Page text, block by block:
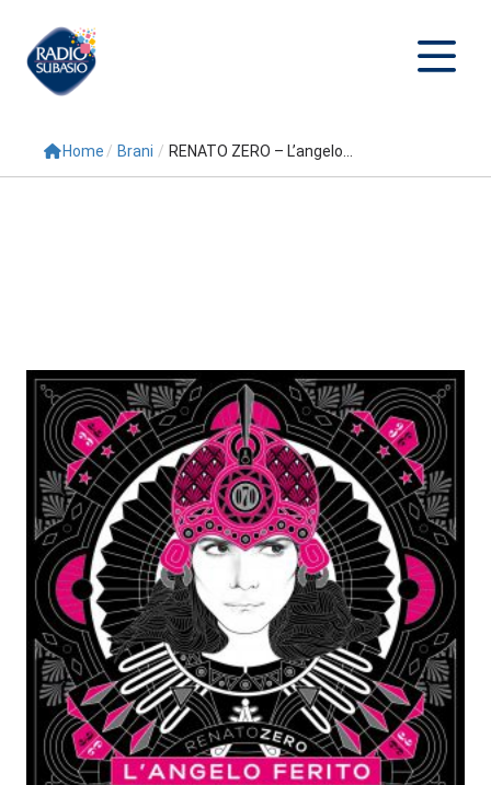
Cerca
Programmi
Conduttori
Repliche
Podcast
3xTe
Interviste
Playlist
Novità
Subasio Playlist
Web Radio
Home / Brani / RENATO ZERO – L’angelo...